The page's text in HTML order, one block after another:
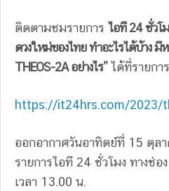
ติดตามชมรายการ ไอที 24 ชั่วโ
ดวงใหม่ของไทย ทำอะไรได้บ้าง มี
THEOS-2A อย่างไร”ได้ที่รายกา
https://it24hrs.com/2023/
ออกอากาศวันอาทิตย์ที่ 15 ตุล
รายการไอที 24 ชั่วโมง ทางช่
เวลา 13.00 น.